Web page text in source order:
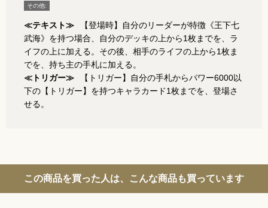
その他:
≪テキスト≫
【登場時】自分のリーダーが特徴《王下七
武海》を持つ場合、自分のデッキの上から1枚までを、ラ
イフの上に加える。その後、相手のライフの上から1枚ま
でを、持ち主の手札に加える。
≪トリガー≫
【トリガー】自分の手札からパワー6000以
下の【トリガー】を持つキャラカード1枚までを、登場さ
せる。
この商品を買った人は、こんな商品も買っています